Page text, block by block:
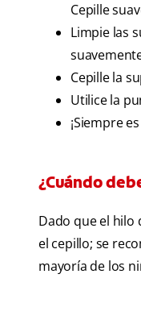
Cepille
Limpie las
Cepille la
Utilice la
¡Siempre
¿Cuándo
Dado que el hilo
el cepillo; se
mayoría de los